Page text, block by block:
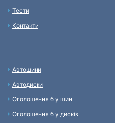
Тести
Контакти
Автошини
Автодиски
Оголошення б у шин
Оголошення б у дисків